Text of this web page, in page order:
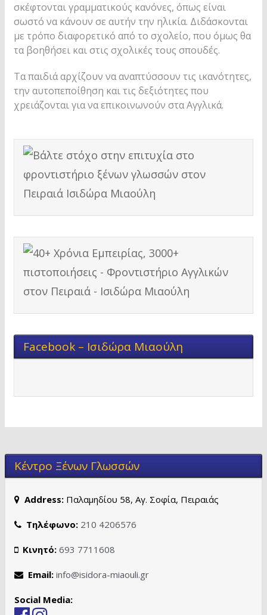
σκέφτονται γραμματικούς κανόνες, όπως είναι
σωστό να κάνουν σε αυτήν την ηλικία. Διδάσκονται
με τρόπο διαφορετικό από το σχολείο, που όμως θα
τα βοηθήσει και στις σχολικές τους σπουδές.
Τα παιδιά αρχίζουν να αναπτύσσουν τις ικανότητες,
την αυτοπεποίθηση και τις δεξιότητες που
χρειάζονται για να επικοινωνούν στα Αγγλικά.
Facebook – Ισιδώρα Μιαούλη
Κέντρο Ξένων Γλωσσών
Address: Παλαμηδίου 58, Αγ. Σοφία, Πειραιάς
Τηλέφωνο: 210 4206576
Κινητό: 693 7711608
Email: info@isidora-miaouli.gr
Social Media: